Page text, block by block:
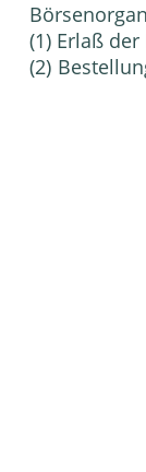
(1) Erlaß
(2)